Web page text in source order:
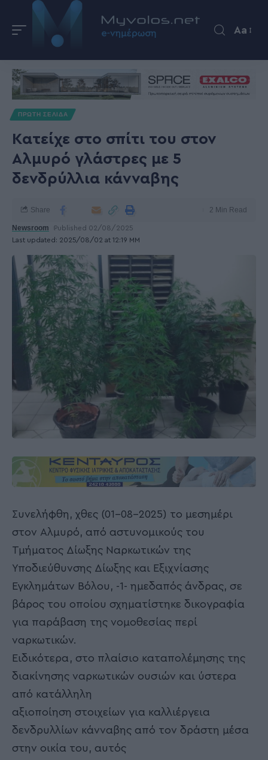
Aa
ΠΡΩΤΗ ΣΕΛΙΔΑ
Κατείχε στο σπίτι του στον
Αλμυρό γλάστρες με 5
δενδρύλλια κάνναβης
Last updated: 2025/08/02 at 12:19 ΜΜ
Newsroom Published 02/08/2025
Share 2 Min Read
Συνελήφθη, χθες (01-08-2025) το μεσημέρι
στον Αλμυρό, από αστυνομικούς του
Τμήματος Δίωξης Ναρκωτικών της
Υποδιεύθυνσης Δίωξης και Εξιχνίασης
Εγκλημάτων Βόλου, -1- ημεδαπός άνδρας, σε
βάρος του οποίου σχηματίστηκε δικογραφία
για παράβαση της νομοθεσίας περί
ναρκωτικών.
Ειδικότερα, στο πλαίσιο καταπολέμησης της
διακίνησης ναρκωτικών ουσιών και ύστερα
από κατάλληλη
αξιοποίηση στοιχείων για καλλιέργεια
δενδρυλλίων κάνναβης από τον δράστη μέσα
στην οικία του, αυτός